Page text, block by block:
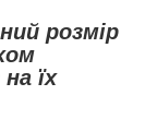
розмір
їх